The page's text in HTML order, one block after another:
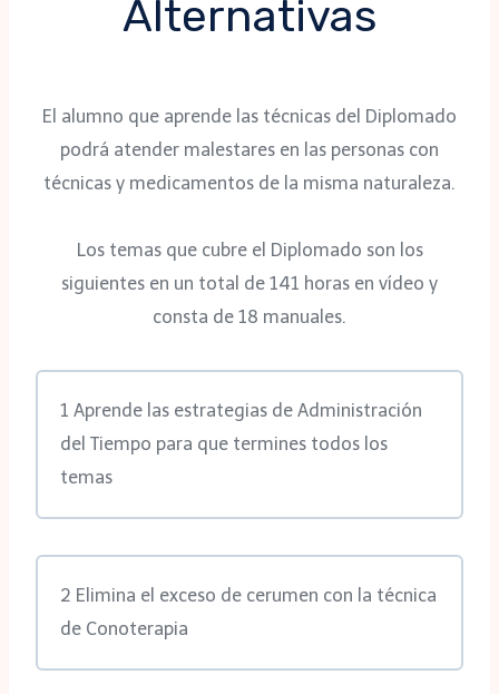
Alternativas
El alumno que aprende las técnicas del Diplomado
podrá atender malestares en las personas con
técnicas y medicamentos de la misma naturaleza.
Los temas que cubre el Diplomado son los
siguientes en un total de 141 horas en vídeo y
consta de 18 manuales.
1 Aprende las estrategias de Administración
del Tiempo para que termines todos los
temas
2 Elimina el exceso de cerumen con la técnica
de Conoterapia